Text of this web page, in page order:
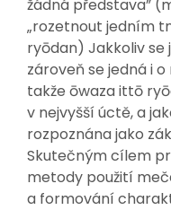
žádná představa”
„rozetnout jedním
ryōdan) Jakkoliv se
zároveň se jedná i
takže ōwaza ittō
v nejvyšší úctě, a
rozpoznána jako
Skutečným cílem
metody použití
a formování